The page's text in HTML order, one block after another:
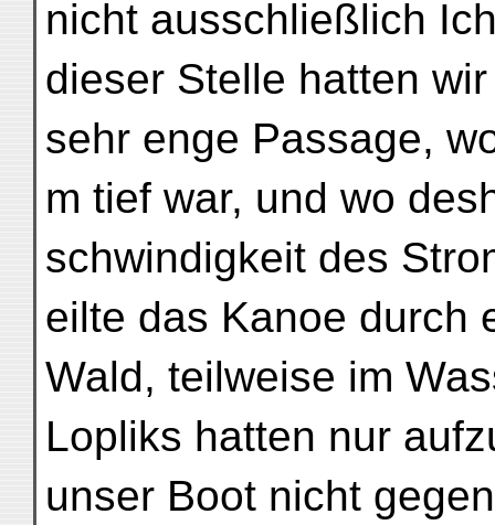
nicht ausschließlich
dieser Stelle hatten
sehr enge Passage,
m tief war, und wo
schwindigkeit des
eilte das Kanoe durch
Wald, teilweise im
Lopliks hatten nur
unser Boot nicht